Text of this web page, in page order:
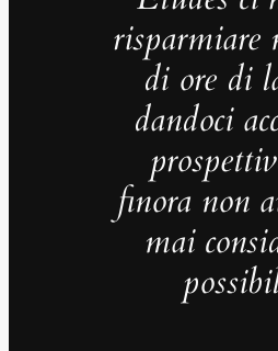
risparmiare
di ore di
dandoci
finora non
mai